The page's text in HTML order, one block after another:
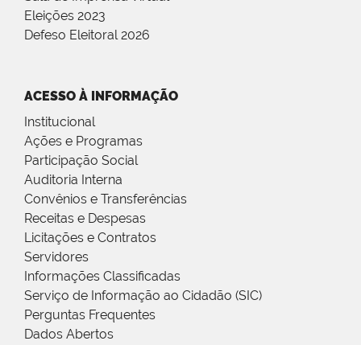
Eleições 2023
Defeso Eleitoral 2026
ACESSO À INFORMAÇÃO
Institucional
Ações e Programas
Participação Social
Auditoria Interna
Convênios e Transferências
Receitas e Despesas
Licitações e Contratos
Servidores
Informações Classificadas
Serviço de Informação ao Cidadão (SIC)
Perguntas Frequentes
Dados Abertos